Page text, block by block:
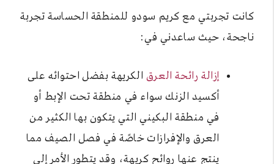
كانت تجربتي مع كريم سودو للمنطقة الحساسة تجربة
ناجحة، حيث ساعدني في:
إزالة رائحة العرق الكريهة بفضل احتوائه على
أكسيد الزنك سواء في منطقة تحت الإبط أو
في منطقة البكيني التي يتكون بها الكثير من
العرق والإفرازات خاصًة في فصل الصيف مما
ينتج عنها روائح كريهة، وقد يتطور الأمر إلى